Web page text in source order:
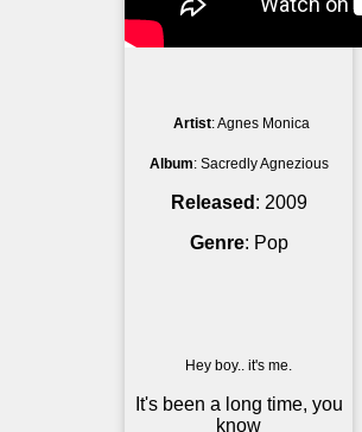
Artist: Agnes Monica
Album: Sacredly Agnezious
Released : 2009
Genre: Pop
Hey boy.. it's me.
It's been a long time, you
know